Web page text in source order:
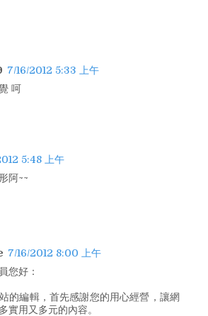
7/16/2012 5:33 上午
呵
5:48 上午
阿~~
7/16/2012 8:00 上午
您好：
的編輯，首先感謝您的用心經營，讓網
實用又多元的內容。